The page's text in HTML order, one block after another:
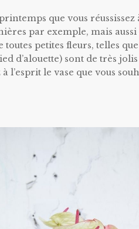
que vous réussissez
par exemple, mais aussi
petites fleurs, telles
d’alouette) sont de très
l’esprit le vase que vous